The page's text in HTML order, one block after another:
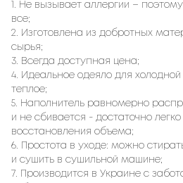
1. Не вызывает аллергии –
все;
2. Изготовлена из добротных
сырья;
3. Всегда доступная цена;
4. Идеальное одеяло для
теплое;
5. Наполнитель равномерно
и не сбивается - достаточно
восстановления объема;
6. Простота в уходе: можно
и сушить в сушильной машине;
7. Производится в Украине с